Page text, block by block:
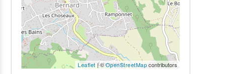
Leaflet | ©OpenStreetMapcontributors